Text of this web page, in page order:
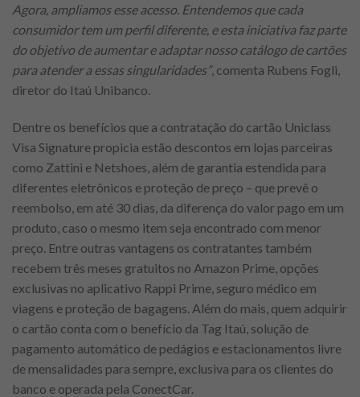
Agora, ampliamos esse acesso. Entendemos que cada
consumidor tem um perfil diferente, e esta iniciativa faz parte
do objetivo de aumentar e adaptar nosso catálogo de cartões
para atender a essas singularidades”, comenta Rubens Fogli,
diretor do Itaú Unibanco.
Dentre os benefícios que a contratação do cartão Uniclass
Visa Signature propicia estão descontos em lojas parceiras
como Zattini e Netshoes, além de garantia estendida para
diferentes eletrônicos e proteção de preço – que prevê o
reembolso, em até 30 dias, da diferença do valor pago em um
produto, caso o mesmo item seja encontrado com menor
preço. Entre outras vantagens os contratantes também
recebem três meses gratuitos no Amazon Prime, opções
exclusivas no aplicativo Rappi Prime, seguro médico em
viagens e proteção de bagagens. Além do mais, quem adquirir
o cartão conta com o benefício da Tag Itaú, solução de
pagamento automático de pedágios e estacionamentos livre
de mensalidades para sempre, exclusiva para os clientes do
banco e operada pela ConectCar.